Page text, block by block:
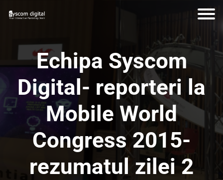
Echipa Syscom
Digital- reporteri la
Mobile World
Congress 2015-
rezumatul zilei 2